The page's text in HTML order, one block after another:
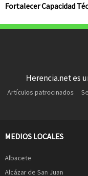
Fortalecer Capacidad
Herencia.net es
Artículos patrocinados
MEDIOS LOCALES
Albacete
Alcázar de San Juan